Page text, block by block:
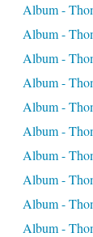
Album -
Album -
Album -
Album -
Album -
Album -
Album -
Album -
Album -
Album -